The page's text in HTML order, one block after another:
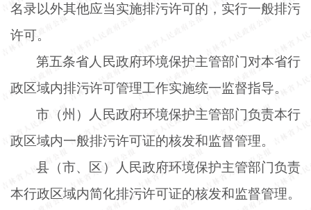
名录以外其他应当实施排污许可的，实行一般排污
许可。
第五条省人民政府环境保护主管部门对本省行
政区域内排污许可管理工作实施统一监督指导。
市（州）人民政府环境保护主管部门负责本行
政区域内一般排污许可证的核发和监督管理。
县（市、区）人民政府环境保护主管部门负责
本行政区域内简化排污许可证的核发和监督管理。